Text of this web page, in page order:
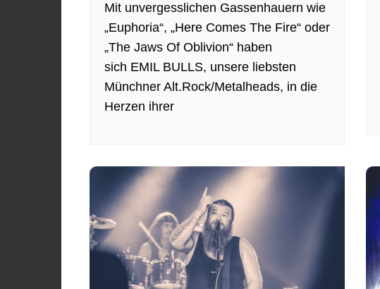
Mit unvergesslichen Gassenhauern wie
„Euphoria“, „Here Comes The Fire“ oder
„The Jaws Of Oblivion“ haben
sich EMIL BULLS, unsere liebsten
Münchner Alt.Rock/Metalheads, in die
Herzen ihrer